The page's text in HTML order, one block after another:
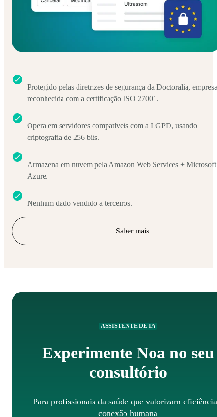
Protegido pelas diretrizes de segurança da Doctoralia, empresa
reconhecida com a certificação ISO 27001.
Opera em servidores compatíveis com a LGPD, usando
criptografia de 256 bits.
Armazena em nuvem pela Amazon Web Services + Microsoft
Azure.
Nenhum dado vendido a terceiros.
Saber mais
ASSISTENTE DE IA
Experimente Noa no seu
consultório
Para profissionais da saúde que valorizam
conexão humana